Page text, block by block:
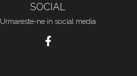
SOCIAL
Urmareste-ne in social media